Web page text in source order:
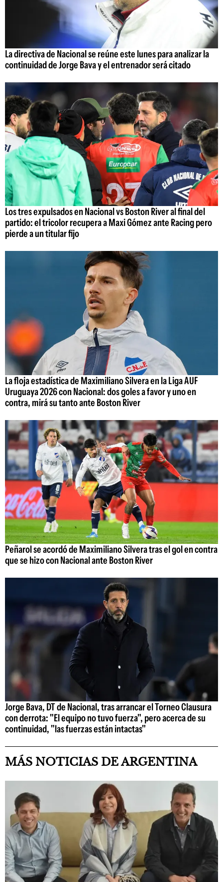
La directiva de Nacional se reúne este lunes para analizar la
continuidad de Jorge Bava y el entrenador será citado
Los tres expulsados en Nacional vs Boston River al final del
partido: el tricolor recupera a Maxi Gómez ante Racing pero
pierde a un titular fijo
La floja estadística de Maximiliano Silvera en la Liga AUF
Uruguaya 2026 con Nacional: dos goles a favor y uno en
contra, mirá su tanto ante Boston River
Peñarol se acordó de Maximiliano Silvera tras el gol en contra
que se hizo con Nacional ante Boston River
Jorge Bava, DT de Nacional, tras arrancar el Torneo Clausura
con derrota: "El equipo no tuvo fuerza", pero acerca de su
continuidad, "las fuerzas están intactas"
MÁS NOTICIAS DE ARGENTINA